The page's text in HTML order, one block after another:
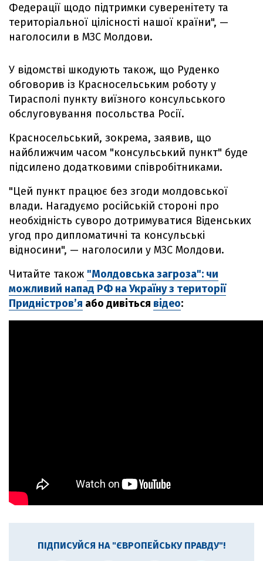
Федерації щодо підтримки суверенітету та
територіальної цілісності нашої країни", —
наголосили в МЗС Молдови.
У відомстві шкодують також, що Руденко
обговорив із Красносельським роботу у
Тирасполі пункту виїзного консульського
обслуговування посольства Росії.
Красносельський, зокрема, заявив, що
найближчим часом "консульський пункт" буде
підсилено додатковими співробітниками.
"Цей пункт працює без згоди молдовської
влади. Нагадуємо російській стороні про
необхідність суворо дотримуватися Віденських
угод про дипломатичні та консульські
відносини", — наголосили у МЗС Молдови.
Читайте також "Молдовська загроза": чи
можливий напад РФ на Україну з території
Придністров’я або дивіться відео:
ПІДПИСУЙСЯ НА "ЄВРОПЕЙСЬКУ ПРАВДУ"!